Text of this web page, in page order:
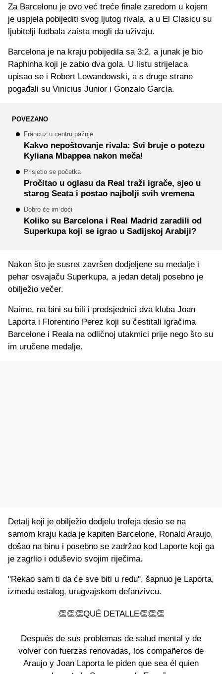
Za Barcelonu je ovo već treće finale zaredom u kojem
je uspjela pobijediti svog ljutog rivala, a u El Clasicu su
ljubitelji fudbala zaista mogli da uživaju.
Barcelona je na kraju pobijedila sa 3:2, a junak je bio
Raphinha koji je zabio dva gola. U listu strijelaca
upisao se i Robert Lewandowski, a s druge strane
pogađali su Vinicius Junior i Gonzalo Garcia.
POVEZANO
Francuz u centru pažnje
Kakvo nepoštovanje rivala: Svi bruje o potezu
Kyliana Mbappea nakon meča!
Prisjetio se početka
Pročitao u oglasu da Real traži igrače, sjeo u
starog Seata i postao najbolji svih vremena
Dobro će im doći
Koliko su Barcelona i Real Madrid zaradili od
Superkupa koji se igrao u Sadijskoj Arabiji?
Nakon što je susret završen dodjeljene su medalje i
pehar osvajaču Superkupa, a jedan detalj posebno je
obilježio večer.
Naime, na bini su bili i predsjednici dva kluba Joan
Laporta i Florentino Perez koji su čestitali igračima
Barcelone i Reala na odličnoj utakmici prije nego što su
im uručene medalje.
Detalj koji je obilježio dodjelu trofeja desio se na
samom kraju kada je kapiten Barcelone, Ronald Araujo,
došao na binu i posebno se zadržao kod Laporte koji ga
je zagrlio i oduševio svojim riječima.
"Rekao sam ti da će sve biti u redu", šapnuo je Laporta,
između ostalog, urugvajskom defanzivcu.
👏👏👏QUÉ DETALLE👏👏👏
Después de sus problemas de salud mental y de
volver con fuerzas renovadas, los compañeros de
Araujo y Joan Laporta le piden que sea él quien